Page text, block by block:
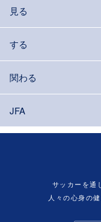
見る
する
関わる
JFA
サッカーを通
人々の心身の